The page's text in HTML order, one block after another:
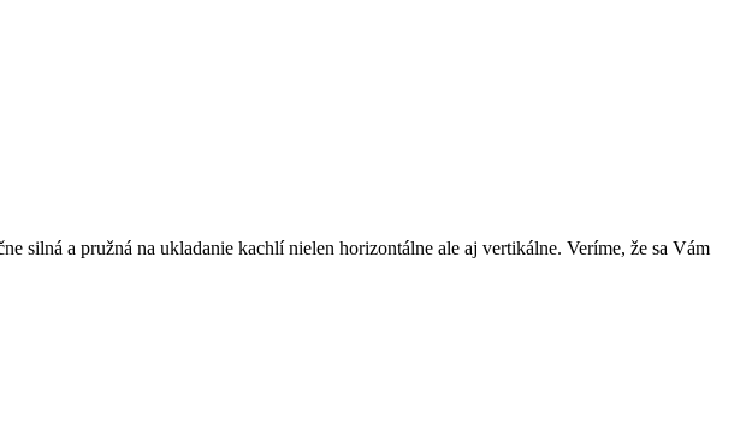
silná a pružná na ukladanie kachlí nielen horizontálne ale aj vertikálne. Veríme, že sa Vám